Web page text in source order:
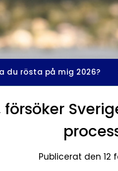
du rösta på mig 2026?
försöker
Publicerat den 12